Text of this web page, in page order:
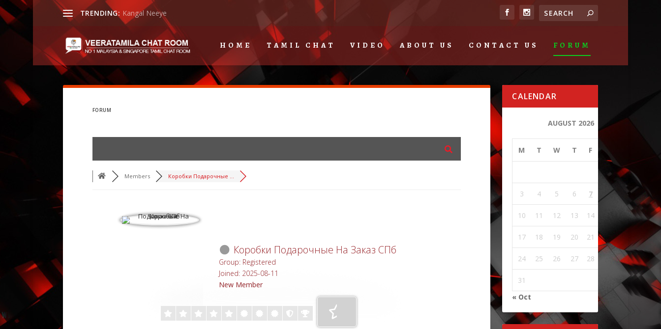
TRENDING: Kangal Neeye
HOME TAMIL CHAT VIDEO ABOUT US CONTACT US FORUM
FORUM
Members Коробки Подарочные ...
Коробки Подарочные На Заказ СПб
Group: Registered
Joined: 2025-08-11
New Member
CALENDAR
AUGUST 2026
M T W T F
2
3 4 5 6 7 8
10 11 12 13 14 16
17 18 19 20 21 22 23
24 25 26 27 28 30
31
« Oct